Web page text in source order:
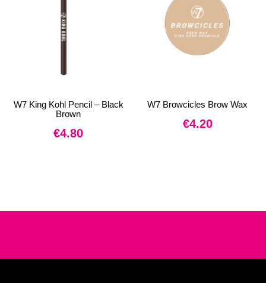
W7 King Kohl Pencil – Black
Brown
€4.80
W7 Browcicles Brow Wax
€4.20